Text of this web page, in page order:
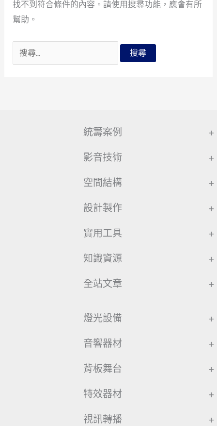
找不到符合條件的內容。請使用搜尋功能，應會有所
幫助。
搜
尋
統籌案例 +
影音技術 +
空間結構 +
設計製作 +
實用工具 +
知識資源 +
全站文章 +
燈光設備 +
音響器材 +
背板舞台 +
特效器材 +
視訊轉播 +